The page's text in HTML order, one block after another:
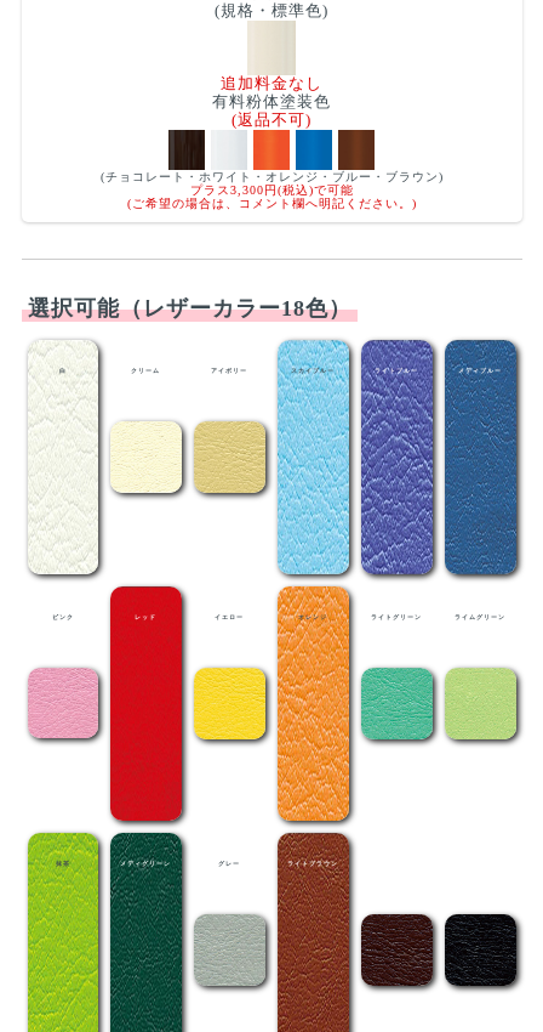
(規格・標準色)
追加料金なし
有料粉体塗装色
(返品不可)
(チョコレート・ホワイト・オレンジ・ブルー・ブラウン)
プラス3,300円(税込)で可能
(ご希望の場合は、コメント欄へ明記ください。)
選択可能（レザーカラー18色）
白 クリーム アイボリー スカイブルー ライトブルー メディブルー
ピンク レッド イエロー オレンジ ライトグリーン ライムグリーン
抹茶 メディグリーン グレー ライトブラウン